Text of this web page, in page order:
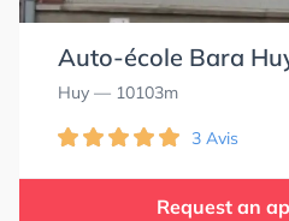
Auto-école Bara
Huy — 10103m
3 Avis
Request an